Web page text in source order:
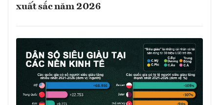
xuất sắc năm 2026